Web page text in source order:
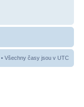
• Všechny časy jsou v UTC